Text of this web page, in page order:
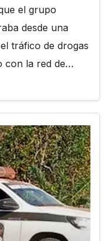
el grupo
desde una
tráfico de drogas
con la red de…